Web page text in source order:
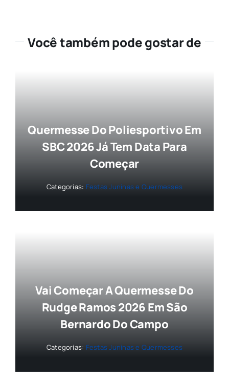
Você também pode gostar de
Quermesse Do Poliesportivo Em
SBC 2026 Já Tem Data Para
Começar
Categorias: Festas Juninas e Quermesses
Vai Começar A Quermesse Do
Rudge Ramos 2026 Em São
Bernardo Do Campo
Categorias: Festas Juninas e Quermesses